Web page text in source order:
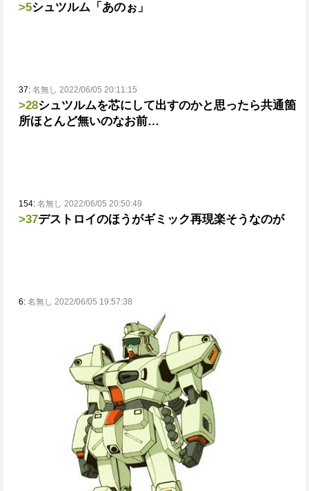
>5シュツルム「あのぉ」
37: 名無し 2022/06/05 20:11:15
>28シュツルムを芯にして出すのかと思ったら共通箇
所ほとんど無いのなお前…
154: 名無し 2022/06/05 20:50:49
>37デストロイのほうがギミック再現楽そうなのが
6: 名無し 2022/06/05 19:57:38